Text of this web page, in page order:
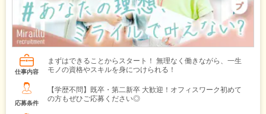
仕事内容
まずはできることからスタート！ 無理なく働きながら、一生
モノの資格やスキルを身につけられる！
応募条件
【学歴不問】既卒・第二新卒 大歓迎！オフィスワーク初めて
の方もぜひご応募ください◎